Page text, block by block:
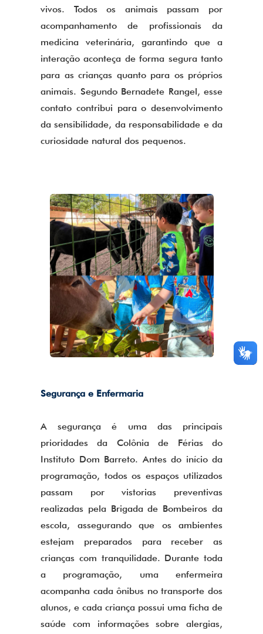
vivos. Todos os animais passam por
acompanhamento de profissionais da
medicina veterinária, garantindo que a
interação aconteça de forma segura tanto
para as crianças quanto para os próprios
animais. Segundo Bernadete Rangel, esse
contato contribui para o desenvolvimento
da sensibilidade, da responsabilidade e da
curiosidade natural dos pequenos.
Segurança e Enfermaria
A segurança é uma das principais
prioridades da Colônia de Férias do
Instituto Dom Barreto. Antes do início da
programação, todos os espaços utilizados
passam por vistorias preventivas
realizadas pela Brigada de Bombeiros da
escola, assegurando que os ambientes
estejam preparados para receber as
crianças com tranquilidade. Durante toda
a programação, uma enfermeira
acompanha cada ônibus no transporte dos
alunos, e cada criança possui uma ficha de
saúde com informações sobre alergias,